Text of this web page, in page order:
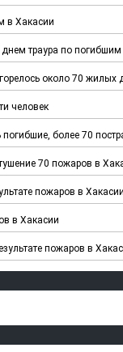
в Хакасии
траура по
около 70 жилых
человек
более 70
70 пожаров в
пожаров в
в Хакасии
пожаров в